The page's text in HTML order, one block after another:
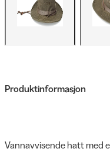
Produktinformasjon
Vannavvisende hatt med